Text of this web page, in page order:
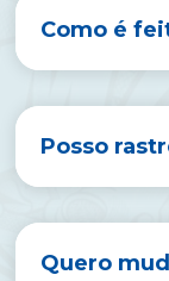
Como é
Posso
Quero